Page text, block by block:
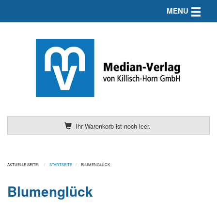
Ihr Warenkorb ist noch leer.
MENU Toggle
AKTUELLE SEITE: STARTSEITE BLUMENGLÜCK
Blumenglück